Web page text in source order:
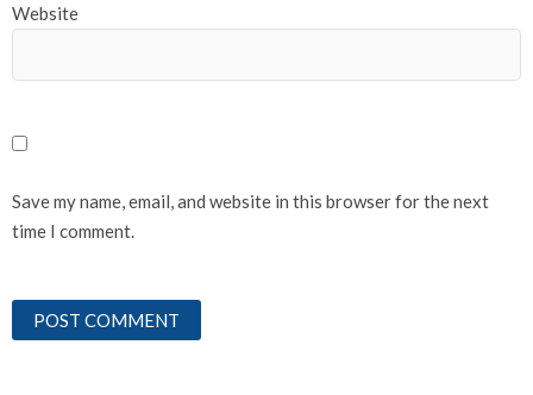
Website
Save my name, email, and website in this browser for the next
time I comment.